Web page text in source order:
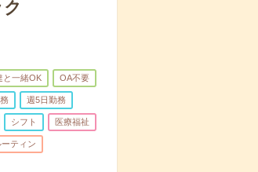
と一緒OK OA不要
週5日勤務
シフト 医療福祉
ーティン